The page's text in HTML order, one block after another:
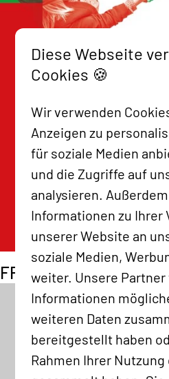
FREUNDLIEB
Diese Webseite
Cookies 🍪
Wir verwenden
Anzeigen zu
für soziale Medien
und die Zugriffe auf
analysieren.
Informationen zu Ihrer
unserer Website an
soziale Medien,
weiter. Unsere
Informationen
weiteren Daten
bereitgestellt haben
Rahmen Ihrer